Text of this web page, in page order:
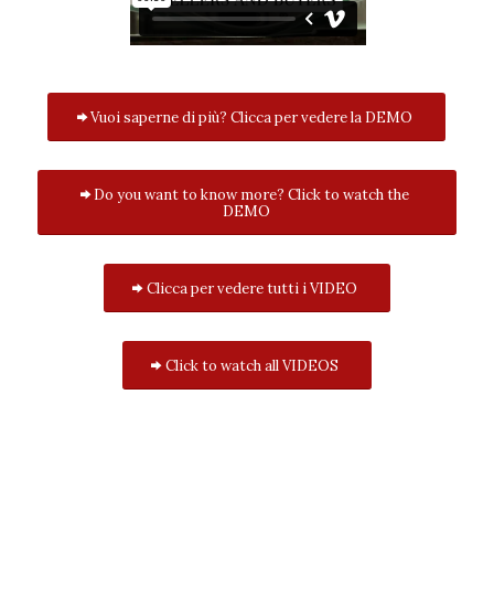
Vuoi saperne di più? Clicca per vedere la DEMO
Do you want to know more? Click to watch the
DEMO
Clicca per vedere tutti i VIDEO
Click to watch all VIDEOS